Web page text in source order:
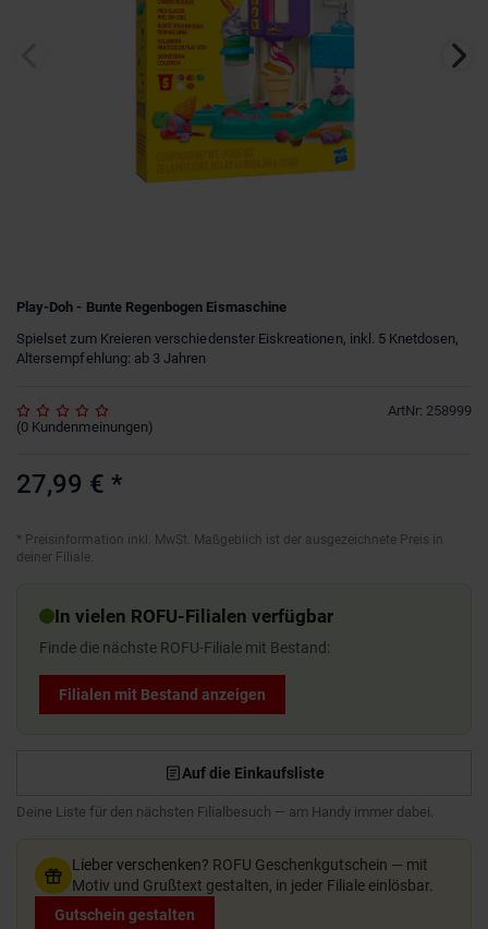
Play-Doh - Bunte Regenbogen Eismaschine
Spielset zum Kreieren verschiedenster Eiskreationen, inkl. 5 Knetdosen,
Altersempfehlung: ab 3 Jahren
ArtNr: 258999
(0 Kundenmeinungen)
27,99 € *
* Preisinformation inkl. MwSt. Maßgeblich ist der ausgezeichnete Preis in
deiner Filiale.
In vielen ROFU-Filialen verfügbar
Finde die nächste ROFU-Filiale mit Bestand:
Filialen mit Bestand anzeigen
Auf die Einkaufsliste
Deine Liste für den nächsten Filialbesuch — am Handy immer dabei.
Lieber verschenken? ROFU Geschenkgutschein — mit
Motiv und Grußtext gestalten, in jeder Filiale einlösbar.
Gutschein gestalten